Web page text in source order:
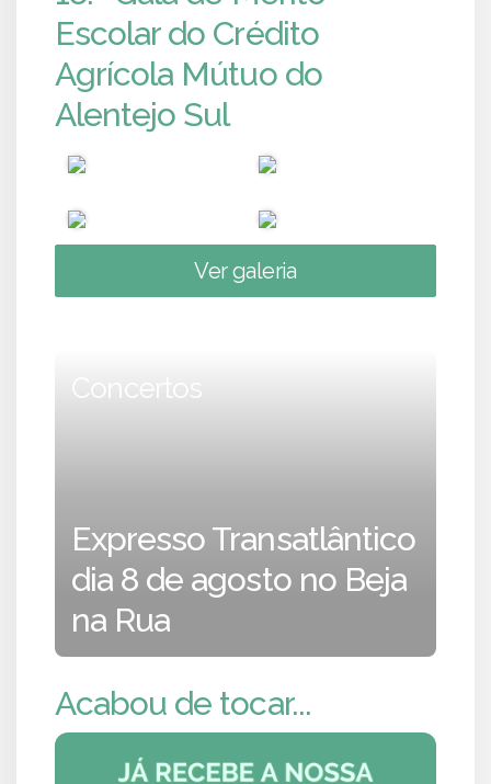
Escolar do Crédito
Agrícola Mútuo do
Alentejo Sul
Ver galeria
Concertos
Expresso Transatlântico
dia 8 de agosto no Beja
na Rua
Acabou de tocar...